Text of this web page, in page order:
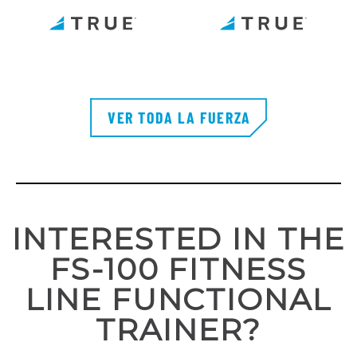
VER TODA LA FUERZA
INTERESTED IN THE
FS-100 FITNESS
LINE FUNCTIONAL
TRAINER?